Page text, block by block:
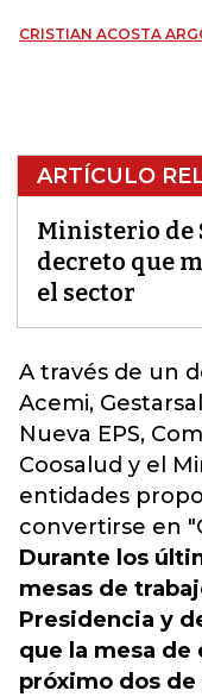
CRISTIAN ACOSTA
ARTÍCULO
Ministerio de
decreto que
el sector
A través de un
Acemi,
Nueva EPS,
Coosalud y el
entidades
convertirse en
Durante los
mesas de
Presidencia y
que la mesa de
próximo dos de